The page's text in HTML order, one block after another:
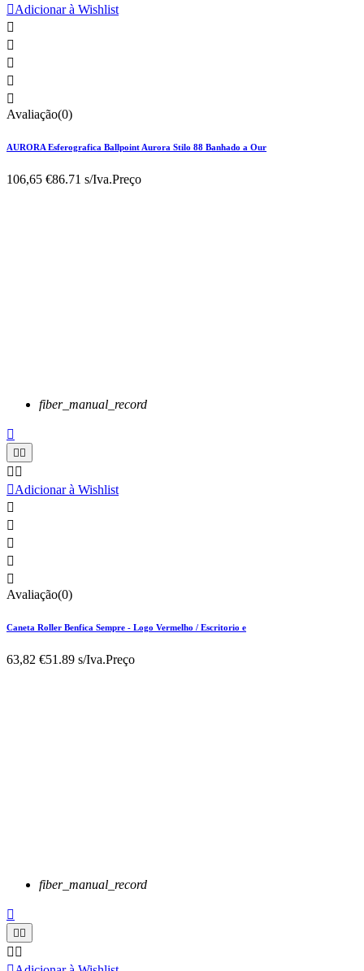
Adicionar à Wishlist





Avaliação(0)
AURORA Esferografica Ballpoint Aurora Stilo 88 Banhado a Our
106,65 €86.71 s/Iva.Preço
fiber_manual_record

 
 
Adicionar à Wishlist





Avaliação(0)
Caneta Roller Benfica Sempre - Logo Vermelho / Escritorio e
63,82 €51.89 s/Iva.Preço
fiber_manual_record

 
 